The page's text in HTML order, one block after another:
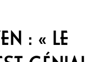
: « LE